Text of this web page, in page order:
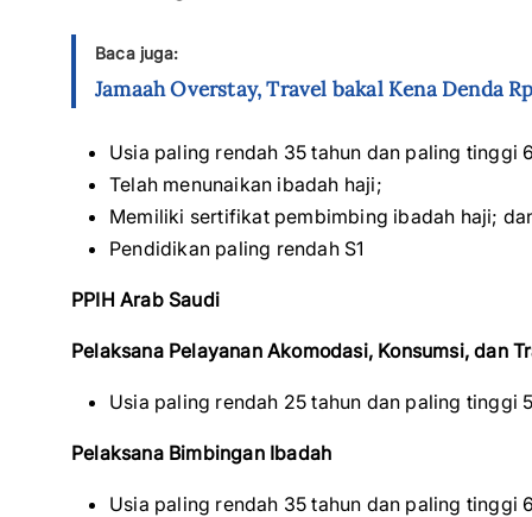
Baca juga:
Jamaah Overstay, Travel bakal Kena Denda
Usia paling rendah 35 tahun dan paling tinggi
Telah menunaikan ibadah haji;
Memiliki sertifikat pembimbing ibadah haji;
Pendidikan paling rendah S1
PPIH Arab Saudi
Pelaksana Pelayanan Akomodasi, Konsumsi, dan
Usia paling rendah 25 tahun dan paling tinggi
Pelaksana Bimbingan Ibadah
Usia paling rendah 35 tahun dan paling tinggi